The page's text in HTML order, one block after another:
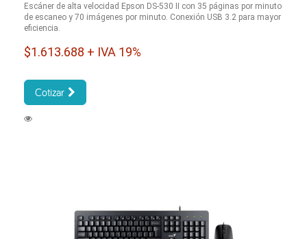
Escáner de alta velocidad Epson DS-530 II con 35 páginas por minuto
de escaneo y 70 imágenes por minuto. Conexión USB 3.2 para mayor
eficiencia.
$1.613.688 + IVA 19%
Cotizar